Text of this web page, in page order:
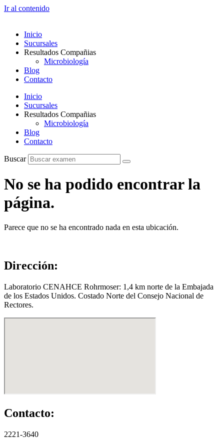
Ir al contenido
Inicio
Sucursales
Resultados Compañias
Microbiología
Blog
Contacto
Inicio
Sucursales
Resultados Compañias
Microbiología
Blog
Contacto
Buscar
No se ha podido encontrar la
página.
Parece que no se ha encontrado nada en esta ubicación.
Dirección:
Laboratorio CENAHCE Rohrmoser: 1,4 km norte de la Embajada
de los Estados Unidos. Costado Norte del Consejo Nacional de
Rectores.
Contacto:
2221-3640